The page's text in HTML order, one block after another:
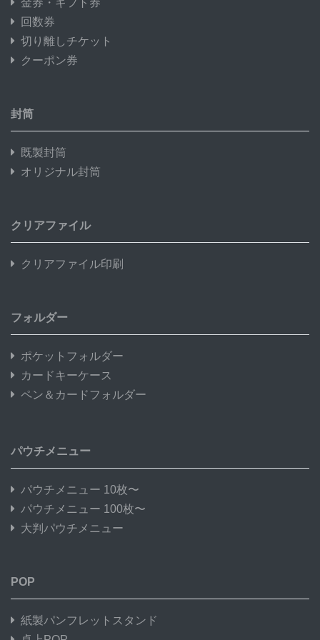
回数券
切り離しチケット
クーポン券
封筒
既製封筒
オリジナル封筒
クリアファイル
クリアファイル印刷
フォルダー
ポケットフォルダー
カードキーケース
ペン＆カードフォルダー
パウチメニュー
パウチメニュー 10枚〜
パウチメニュー 100枚〜
大判パウチメニュー
POP
紙製パンフレットスタンド